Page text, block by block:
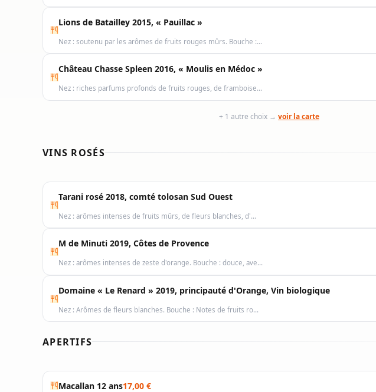
Lions de Batailley 2015, « Pauillac »
Nez : soutenu par les arômes de fruits rouges mûrs. Bouche :…
Château Chasse Spleen 2016, « Moulis en Médoc »
Nez : riches parfums profonds de fruits rouges, de framboise…
+ 1 autre choix → voir la carte
VINS ROSÉS
Tarani rosé 2018, comté tolosan Sud Ouest
Nez : arômes intenses de fruits mûrs, de fleurs blanches, d'…
M de Minuti 2019, Côtes de Provence
Nez : arômes intenses de zeste d'orange. Bouche : douce, ave…
Domaine « Le Renard » 2019, principauté d'Orange, Vin biologique
Nez : Arômes de fleurs blanches. Bouche : Notes de fruits ro…
APERTIFS
Macallan 12 ans17,00 €